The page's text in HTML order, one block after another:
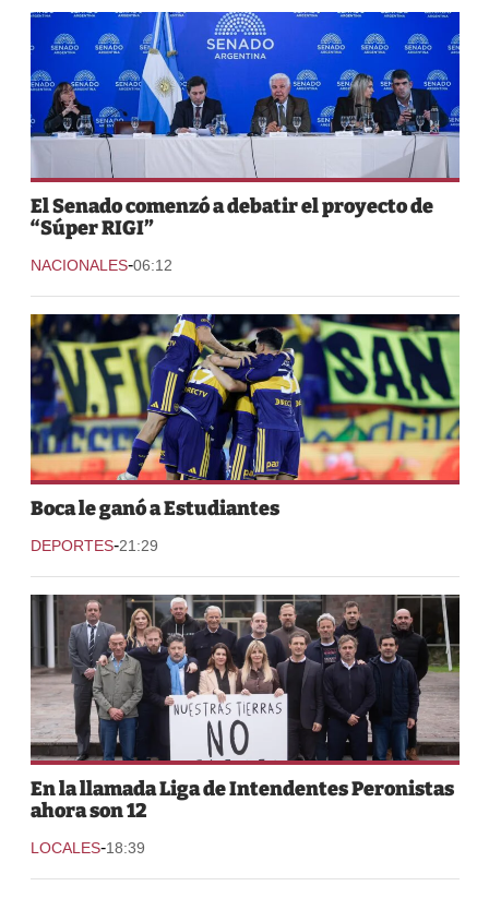
El Senado comenzó a debatir el proyecto de
“Súper RIGI”
NACIONALES-06:12
Boca le ganó a Estudiantes
DEPORTES-21:29
En la llamada Liga de Intendentes Peronistas
ahora son 12
LOCALES-18:39